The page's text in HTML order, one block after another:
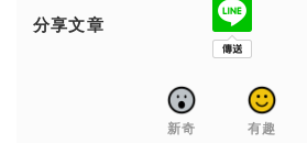
分享文章
新奇 有趣